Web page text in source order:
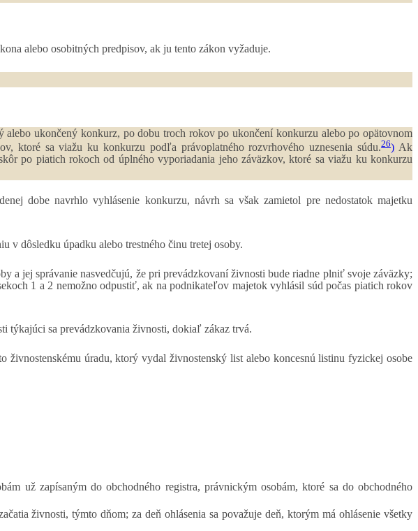
alebo osobitných predpisov, ak ju tento zákon vyžaduje.
ukončený konkurz, po dobu troch rokov po ukončení konkurzu alebo po opätovnom
ktoré sa viažu ku konkurzu podľa právoplatného rozvrhového uznesenia súdu.26) Ak
po piatich rokoch od úplného vyporiadania jeho záväzkov, ktoré sa viažu ku konkurzu
dobe navrhlo vyhlásenie konkurzu, návrh sa však zamietol pre nedostatok majetku
v dôsledku úpadku alebo trestného činu tretej osoby.
a jej správanie nasvedčujú, že pri prevádzkovaní živnosti bude riadne plniť svoje záväzky;
1 a 2 nemožno odpustiť, ak na podnikateľov majetok vyhlásil súd počas piatich rokov
týkajúci sa prevádzkovania živnosti, dokiaľ zákaz trvá.
úradu, ktorý vydal živnostenský list alebo koncesnú listinu fyzickej osobe
už zapísaným do obchodného registra, právnickým osobám, ktoré sa do obchodného
živnosti, týmto dňom; za deň ohlásenia sa považuje deň, ktorým má ohlásenie všetky